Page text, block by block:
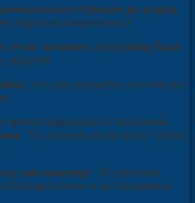
нельзя стричься до родов ,
родиться нездоровым.
стоит начинать постройку бани ,
недугам.
, так как считается, что они все
нужно праздновать появление
. По примете, если звать гостей,
или квартиру . По примете
безрадостным и неспокойным.